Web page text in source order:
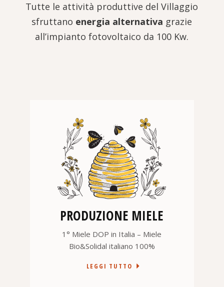
Tutte le attività produttive del Villaggio
sfruttano energia alternativa grazie
all’impianto fotovoltaico da 100 Kw.
PRODUZIONE MIELE
1° Miele DOP in Italia – Miele
Bio&Solidal italiano 100%
LEGGI TUTTO